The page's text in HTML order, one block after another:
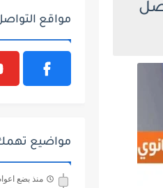
مواقع
مواضيع
منذ بضع